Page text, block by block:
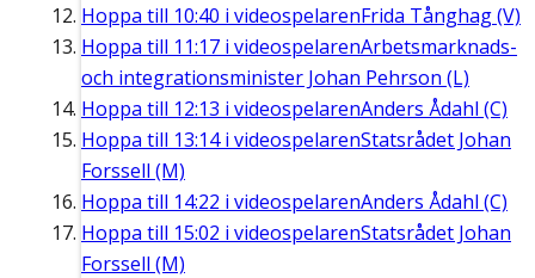
Hoppa till 10:40 i videospelarenFrida Tånghag (V)
Hoppa till 11:17 i videospelarenArbetsmarknads-
och integrationsminister Johan Pehrson (L)
Hoppa till 12:13 i videospelarenAnders Ådahl (C)
Hoppa till 13:14i videospelarenStatsrådet Johan
Forssell (M)
Hoppa till 14:22 i videospelarenAnders Ådahl (C)
Hoppa till 15:02 i videospelarenStatsrådet Johan
Forssell (M)